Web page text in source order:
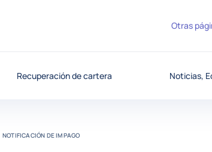
Recuperación de cartera Noticias,
Otras
NOTIFICACIÓN DE IMPAGO